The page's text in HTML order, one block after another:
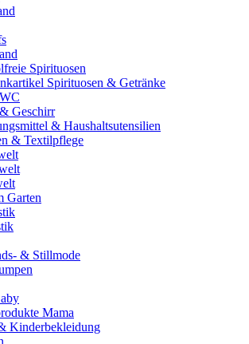
Spirituosen
Spirituosen & Getränke
Geschirr
& Haushaltsutensilien
& Textilpflege
Garten
& Stillmode
Mama
Kinderbekleidung